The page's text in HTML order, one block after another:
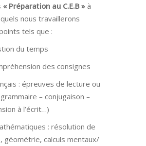
« Préparation au C.E.B » à
nous travaillerons
tels que :
du temps
des consignes
: épreuves de lecture ou
– conjugaison –
à l’écrit…)
: résolution de
géométrie, calculs mentaux/